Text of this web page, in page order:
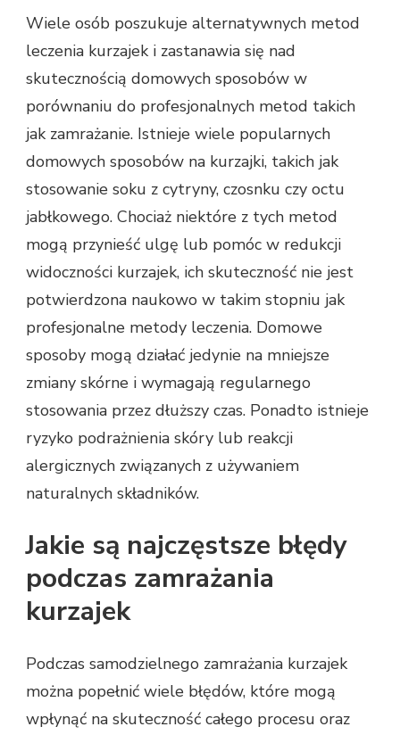
Wiele osób poszukuje alternatywnych metod
leczenia kurzajek i zastanawia się nad
skutecznością domowych sposobów w
porównaniu do profesjonalnych metod takich
jak zamrażanie. Istnieje wiele popularnych
domowych sposobów na kurzajki, takich jak
stosowanie soku z cytryny, czosnku czy octu
jabłkowego. Chociaż niektóre z tych metod
mogą przynieść ulgę lub pomóc w redukcji
widoczności kurzajek, ich skuteczność nie jest
potwierdzona naukowo w takim stopniu jak
profesjonalne metody leczenia. Domowe
sposoby mogą działać jedynie na mniejsze
zmiany skórne i wymagają regularnego
stosowania przez dłuższy czas. Ponadto istnieje
ryzyko podrażnienia skóry lub reakcji
alergicznych związanych z używaniem
naturalnych składników.
Jakie są najczęstsze błędy
podczas zamrażania
kurzajek
Podczas samodzielnego zamrażania kurzajek
można popełnić wiele błędów, które mogą
wpłynąć na skuteczność całego procesu oraz